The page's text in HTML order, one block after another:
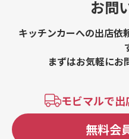
お問
キッチンカーへの出店依
まずはお気軽にお
モビマルで
無料会